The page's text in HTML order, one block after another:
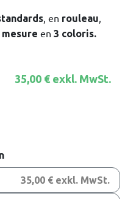
, en rouleau,
mesureen 3 coloris.
35,00 € exkl. MwSt.
35,00 € exkl. MwSt.